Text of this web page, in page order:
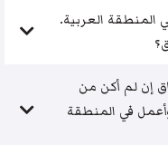
المنطقة العربية.
إن لم أكن من
في المنطقة